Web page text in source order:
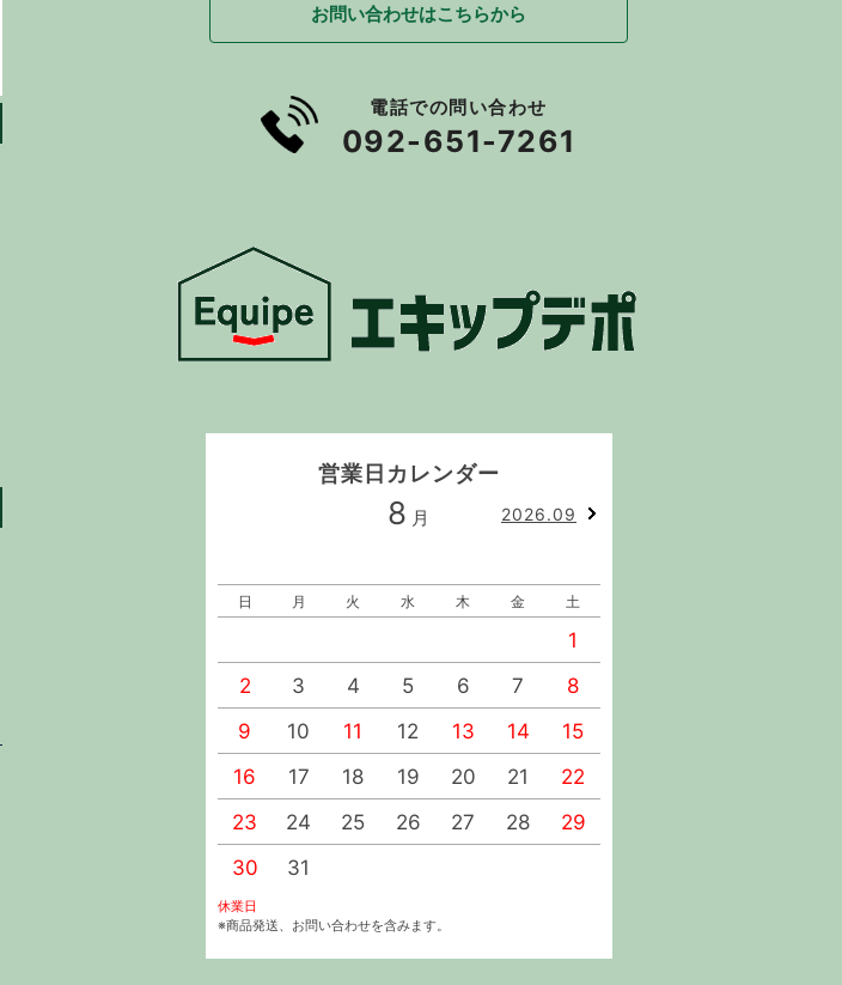
お問い合わせはこちらから
電話での問い合わせ
092-651-7261
営業日カレンダー
8 月 2026.09
日 月 火 水 木 金 土
1
2
3 4 5 6 7
8
9
10 11 12 13 14
15
16
17 18 19 20 21
22
23
24 25 26 27 28
29
30
31
休業日
※商品発送、お問い合わせを含みます。